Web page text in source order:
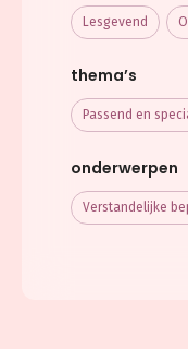
Lesgevend
thema’s
Passend en
onderwerpen
Verstandelijke